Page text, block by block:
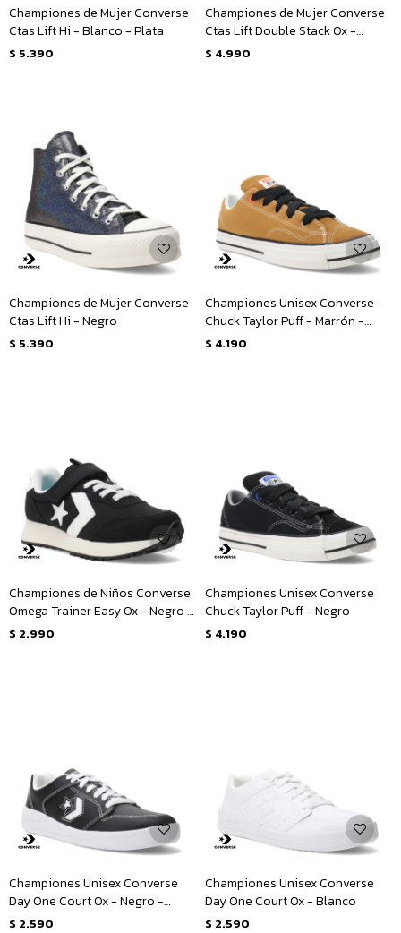
Championes de Mujer Converse
Ctas Lift Hi - Blanco - Plata
$ 5.390
Championes de Mujer Converse
Ctas Lift Double Stack Ox -
Blanco - Negro
$ 4.990
Championes de Mujer Converse
Ctas Lift Hi - Negro
$ 5.390
Championes Unisex Converse
Chuck Taylor Puff - Marrón -
Amarillo Mostaza
$ 4.190
Championes de Niños Converse
Omega Trainer Easy Ox - Negro -
Blanco
$ 2.990
Championes Unisex Converse
Chuck Taylor Puff - Negro
$ 4.190
Championes Unisex Converse
Day One Court Ox - Negro -
Blanco
$ 2.590
Championes Unisex Converse
Day One Court Ox - Blanco
$ 2.590